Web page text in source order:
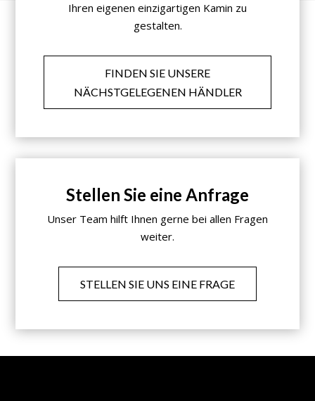
Ihren eigenen einzigartigen Kamin zu
gestalten.
FINDEN SIE UNSERE
NÄCHSTGELEGENEN HÄNDLER
Stellen Sie eine Anfrage
Unser Team hilft Ihnen gerne bei allen Fragen
weiter.
STELLEN SIE UNS EINE FRAGE